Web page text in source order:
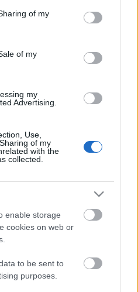
behaviour. You may click to
and its third-party tags to
purposes in below Google
of my
of my
my
Advertising.
Use,
of my
with the
collected.
enable storage
cookies on web or
to be sent to
purposes.
*
IS; 2 KIÍRT
***
***
***…
"Eltörölte a
terhelő
a
*